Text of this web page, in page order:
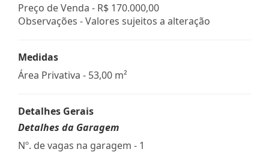
Preço de Venda - R$ 170.000,00
Observações - Valores sujeitos a alteração
Medidas
Área Privativa - 53,00 m²
Detalhes Gerais
Detalhes da Garagem
Nº. de vagas na garagem - 1